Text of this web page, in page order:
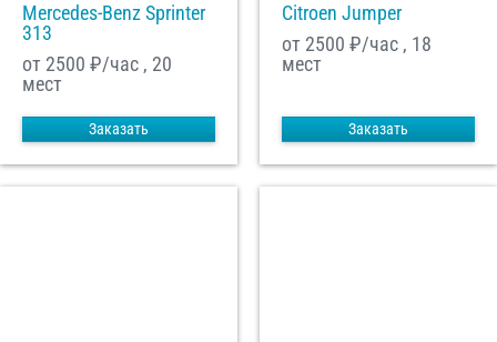
Mercedes-Benz Sprinter
313
от 2500 ₽/час , 20
мест
Заказать
Citroen Jumper
от 2500 ₽/час , 18
мест
Заказать